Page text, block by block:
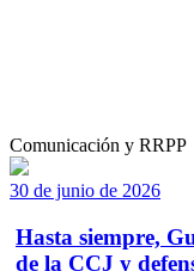
Comunicación y RRPP
30 de junio de 2026
Hasta siempre,
de la CCJ y